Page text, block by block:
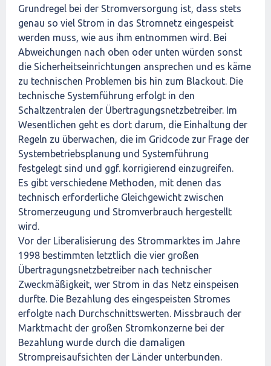
Grundregel bei der Stromversorgung ist, dass stets
genau so viel Strom in das Stromnetz eingespeist
werden muss, wie aus ihm entnommen wird. Bei
Abweichungen nach oben oder unten würden sonst
die Sicherheitseinrichtungen ansprechen und es käme
zu technischen Problemen bis hin zum Blackout. Die
technische Systemführung erfolgt in den
Schaltzentralen der Übertragungsnetzbetreiber. Im
Wesentlichen geht es dort darum, die Einhaltung der
Regeln zu überwachen, die im Gridcode zur Frage der
Systembetriebsplanung und Systemführung
festgelegt sind und ggf. korrigierend einzugreifen.
Es gibt verschiedene Methoden, mit denen das
technisch erforderliche Gleichgewicht zwischen
Stromerzeugung und Stromverbrauch hergestellt
wird.
Vor der Liberalisierung des Strommarktes im Jahre
1998 bestimmten letztlich die vier großen
Übertragungsnetzbetreiber nach technischer
Zweckmäßigkeit, wer Strom in das Netz einspeisen
durfte. Die Bezahlung des eingespeisten Stromes
erfolgte nach Durchschnittswerten. Missbrauch der
Marktmacht der großen Stromkonzerne bei der
Bezahlung wurde durch die damaligen
Strompreisaufsichten der Länder unterbunden.